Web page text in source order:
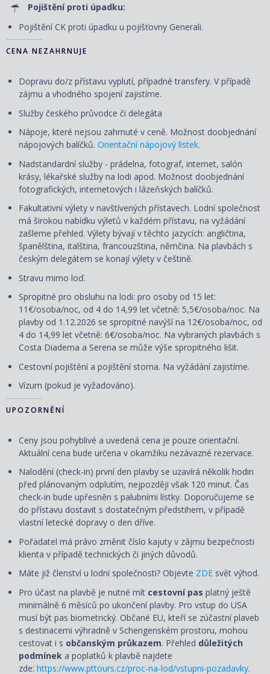
Pojištění proti úpadku:
Pojištění CK proti úpadku u pojišťovny Generali.
CENA NEZAHRNUJE
Dopravu do/z přístavu vyplutí, případné transfery. V případě
zájmu a vhodného spojení zajistíme.
Služby českého průvodce či delegáta
Nápoje, které nejsou zahrnuté v ceně. Možnost doobjednání
nápojových balíčků. Orientační nápojový lístek.
Nadstandardní služby - prádelna, fotograf, internet, salón
krásy, lékařské služby na lodi apod. Možnost doobjednání
fotografických, internetových i lázeňských balíčků.
Fakultativní výlety v navštívených přístavech. Lodní společnost
má širokou nabídku výletů v každém přístavu, na vyžádání
zašleme přehled. Výlety bývají v těchto jazycích: angličtina,
španělština, italština, francouzština, němčina. Na plavbách s
českým delegátem se konají výlety v češtině.
Stravu mimo loď.
Spropitné pro obsluhu na lodi: pro osoby od 15 let:
11€/osoba/noc, od 4 do 14,99 let včetně: 5,5€/osoba/noc. Na
plavby od 1.12.2026 se spropitné navýší na 12€/osoba/noc, od
4 do 14,99 let včetně: 6€/osoba/noc. Na vybraných plavbách s
Costa Diadema a Serena se může výše spropitného lišit.
Cestovní pojištění a pojištění storna. Na vyžádání zajistíme.
Vízum (pokud je vyžadováno).
UPOZORNĚNÍ
Ceny jsou pohyblivé a uvedená cena je pouze orientační.
Aktuální cena bude určena v okamžiku nezávazné rezervace.
Nalodění (check-in) první den plavby se uzavírá několik hodin
před plánovaným odplutím, nejpozději však 120 minut. Čas
check-in bude upřesněn s palubními lístky. Doporučujeme se
do přístavu dostavit s dostatečným předstihem, v případě
vlastní letecké dopravy o den dříve.
Pořadatel má právo změnit číslo kajuty v zájmu bezpečnosti
klienta v případě technických či jiných důvodů.
Máte již členství u lodní společnosti? Objevte ZDE svět výhod.
Pro účast na plavbě je nutné mít cestovní pas platný ještě
minimálně 6 měsíců po ukončení plavby. Pro vstup do USA
musí být pas biometrický. Občané EU, kteří se zúčastní plaveb
s destinacemi výhradně v Schengenském prostoru, mohou
cestovat i s občanským průkazem. Přehled důležitých
podmínek a poplatků k plavbě najdete
zde: https://www.pttours.cz/proc-na-lod/vstupni-pozadavky.